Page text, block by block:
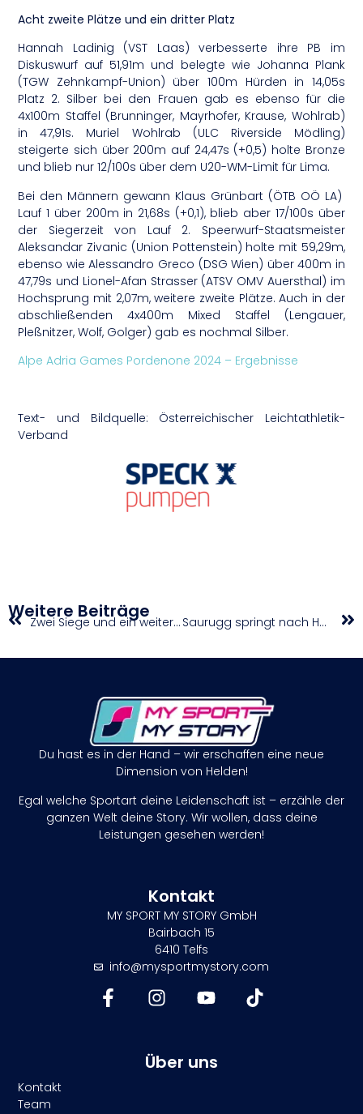
Acht zweite Plätze und ein dritter Platz
Hannah Ladinig (VST Laas) verbesserte ihre PB im
Diskuswurf auf 51,91m und belegte wie Johanna Plank
(TGW Zehnkampf-Union) über 100m Hürden in 14,05s
Platz 2. Silber bei den Frauen gab es ebenso für die
4x100m Staffel (Brunninger, Mayrhofer, Krause, Wohlrab)
in 47,91s. Muriel Wohlrab (ULC Riverside Mödling)
steigerte sich über 200m auf 24,47s (+0,5) holte Bronze
und blieb nur 12/100s über dem U20-WM-Limit für Lima.
Bei den Männern gewann Klaus Grünbart (ÖTB OÖ LA)
Lauf 1 über 200m in 21,68s (+0,1), blieb aber 17/100s über
der Siegerzeit von Lauf 2. Speerwurf-Staatsmeister
Aleksandar Zivanic (Union Pottenstein) holte mit 59,29m,
ebenso wie Alessandro Greco (DSG Wien) über 400m in
47,79s und Lionel-Afan Strasser (ATSV OMV Auersthal) im
Hochsprung mit 2,07m, weitere zweite Plätze. Auch in der
abschließenden 4x400m Mixed Staffel (Lengauer,
Pleßnitzer, Wolf, Golger) gab es nochmal Silber.
Alpe Adria Games Pordenone 2024 – Ergebnisse
Text- und Bildquelle: Österreichischer Leichtathletik-
Verband
Weitere Beiträge Zwei Siege und ein weiterer Podestplatz in Zilina Saurugg springt nach Herzschlagfinale auf Rang 2
Du hast es in der Hand – wir erschaffen eine neue
Dimension von Helden!
Egal welche Sportart deine Leidenschaft ist – erzähle der
ganzen Welt deine Story. Wir wollen, dass deine
Leistungen gesehen werden!
Kontakt
MY SPORT MY STORY GmbH
Bairbach 15
6410 Telfs
info@mysportmystory.com
Über uns
Kontakt
Team